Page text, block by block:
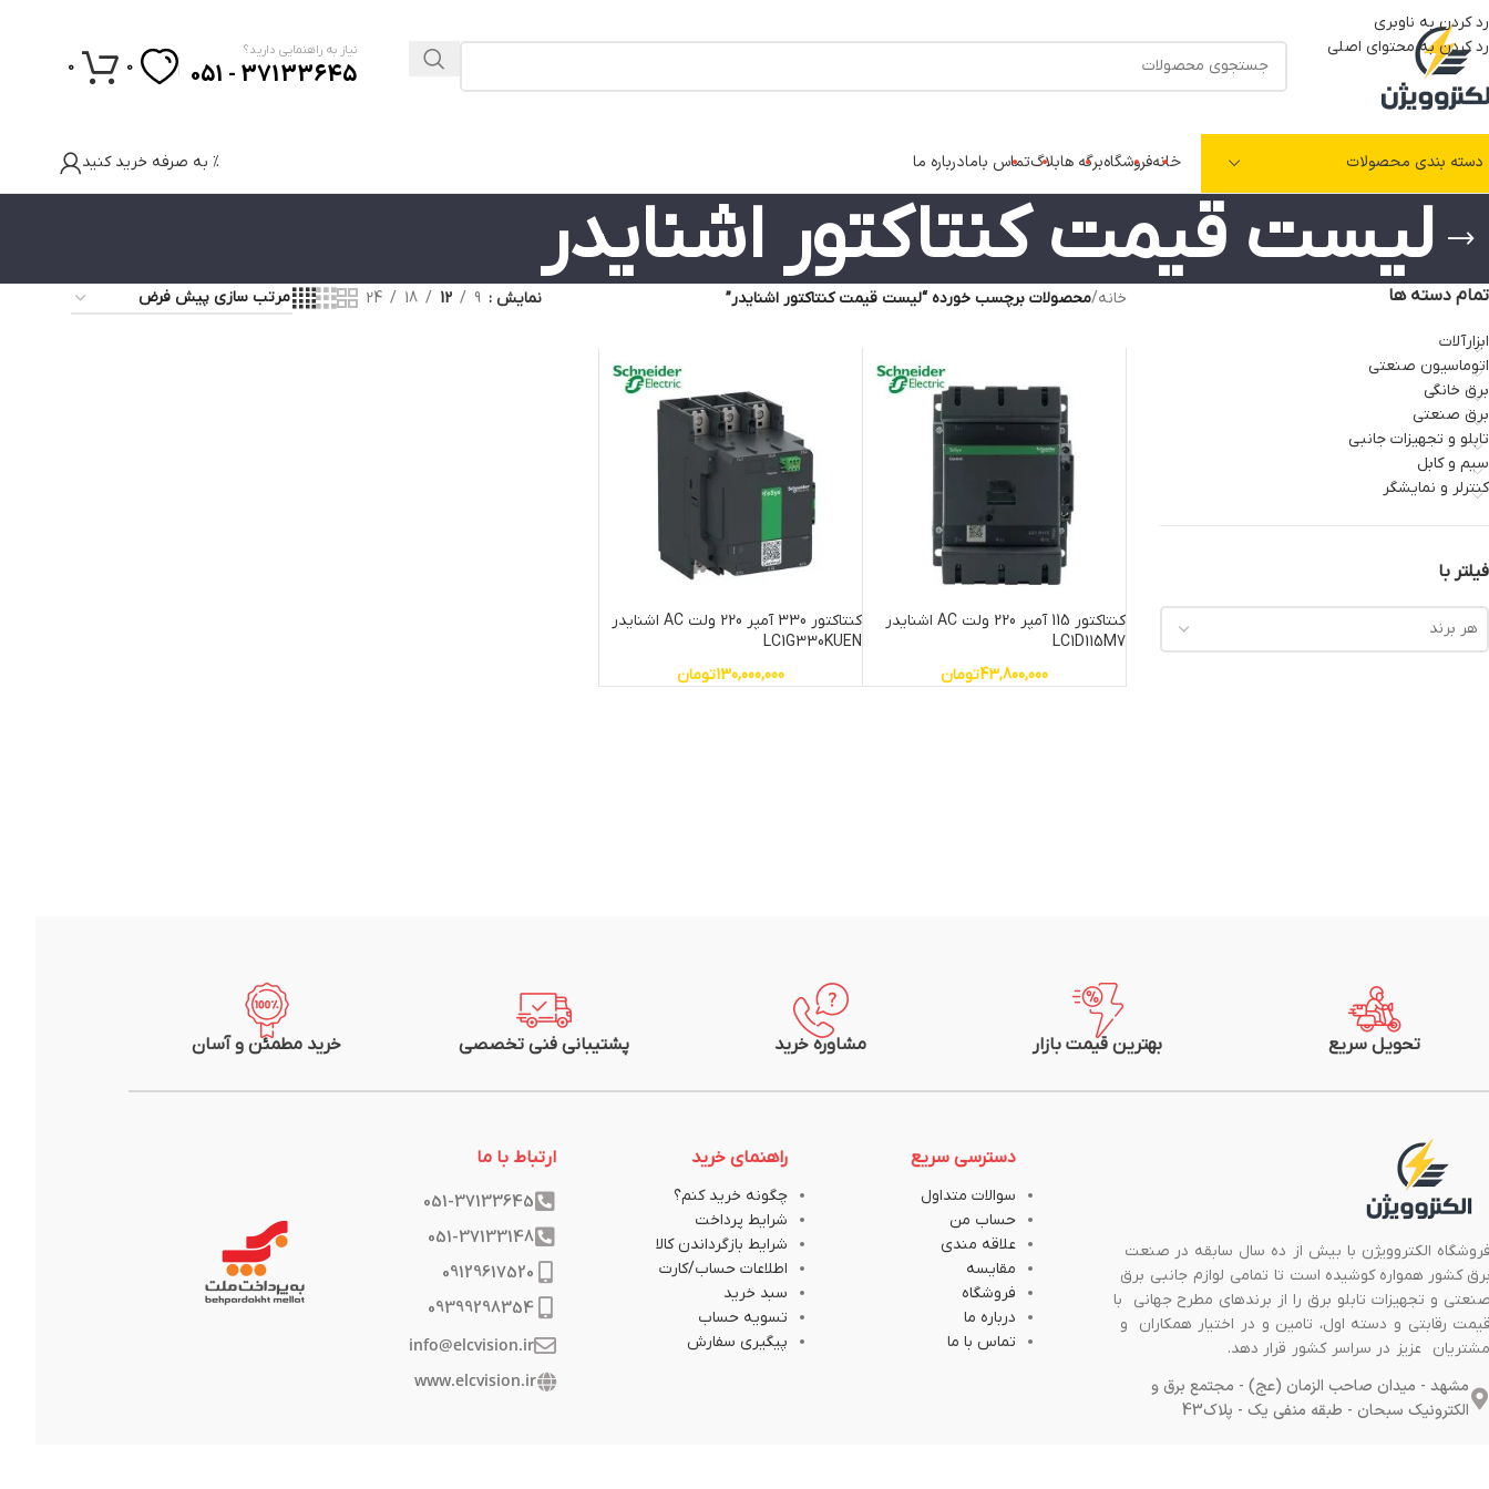
رد کردن به ناوبری
رد کردن به محتوای اصلی
نیاز به راهنمایی دارید؟
37133645 - 051
0
0
دسته بندی محصولات خانهفروشگاهبرگه هابلاگتماس بامادرباره ما % به صرفه خرید کنید
لیست قیمت کنتاکتور اشنایدر
تمام دسته ها
ابزارآلات
اتوماسیون صنعتی
برق خانگی
برق صنعتی
تابلو و تجهیزات جانبی
سیم و کابل
کنترلر و نمایشگر
فیلتر با
هر برند
خانه/محصولات برچسب خورده “لیست قیمت کنتاکتور اشنایدر” نمایش 9
12
18
24
کنتاکتور 115 آمپر 220 ولت AC اشنایدر
LC1D115M7
43,800,000تومان
کنتاکتور 330 آمپر 220 ولت AC اشنایدر
LC1G330KUEN
130,000,000تومان
تحویل سریع بهترین قیمت بازار مشاوره خرید پشتیبانی فنی تخصصی خرید مطمئن و آسان
الکتروویژن با بیش از ده سال سابقه در صنعت
کشور همواره کوشیده است تا تمامی لوازم جانبی برق
و تجهیزات تابلو برق را از برندهای مطرح جهانی با
رقابتی و دسته اول، تامین و در اختیار همکاران و
عزیز در سراسر کشور قرار دهد.
مشهد - میدان صاحب الزمان (عج) - مجتمع برق و
الکترونیک سبحان - طبقه منفی یک - پلاک43
دسترسی سریع
سوالات متداول
حساب من
علاقه مندی
مقایسه
فروشگاه
درباره ما
تماس با ما
راهنمای خرید
چگونه خرید کنم؟
شرایط پرداخت
شرایط بازگرداندن کالا
اطلاعات حساب/کارت
سبد خرید
تسویه حساب
پیگیری سفارش
ارتباط با ما
051-37133645
051-37133148
09129617520
09399298354
info@elcvision.ir
www.elcvision.ir